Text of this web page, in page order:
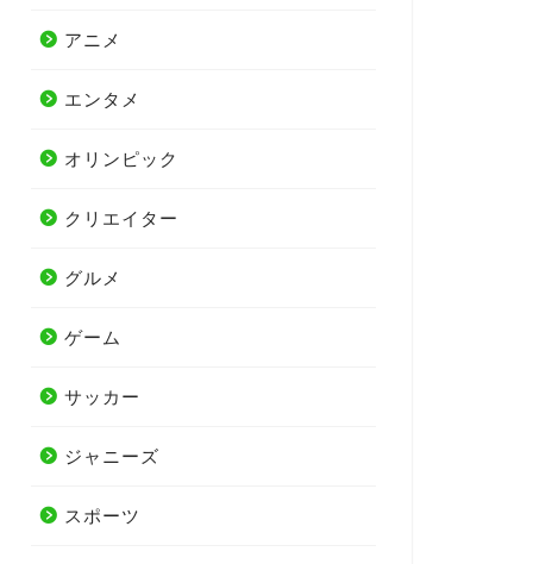
アニメ
エンタメ
オリンピック
クリエイター
グルメ
ゲーム
サッカー
ジャニーズ
スポーツ